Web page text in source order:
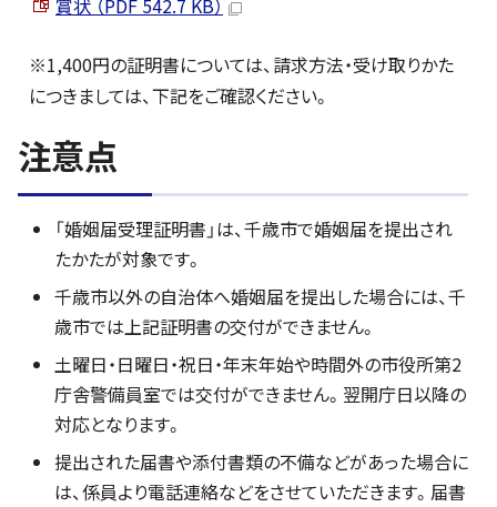
賞状 （PDF 542.7 KB）
※1,400円の証明書については、請求方法・受け取りかた
につきましては、下記をご確認ください。
注意点
「婚姻届受理証明書」は、千歳市で婚姻届を提出され
たかたが対象です。
千歳市以外の自治体へ婚姻届を提出した場合には、千
歳市では上記証明書の交付ができません。
土曜日・日曜日・祝日・年末年始や時間外の市役所第2
庁舎警備員室では交付ができません。翌開庁日以降の
対応となります。
提出された届書や添付書類の不備などがあった場合に
は、係員より電話連絡などをさせていただきます。届書